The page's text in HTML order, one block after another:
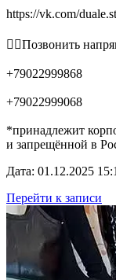
https://vk.com/
👉🏻Позвонить
+79022999868
+79022999068
*принадлежит
и запрещённой в
Дата: 01.12.2025
Перейти к записи